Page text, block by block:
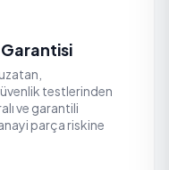
testlerinden
ve garantili
parça riskine